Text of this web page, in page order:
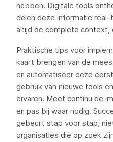
hebben. Digitale tools
delen deze informatie
altijd de complete context,
Praktische tips voor
kaart brengen van de
en automatiseer deze
gebruik van nieuwe tools
ervaren. Meet continu de
en pas bij waar nodig.
gebeurt stap voor stap,
organisaties die op zoek